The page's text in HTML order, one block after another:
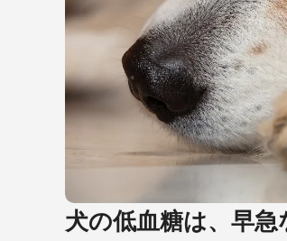
犬の低血糖は、早